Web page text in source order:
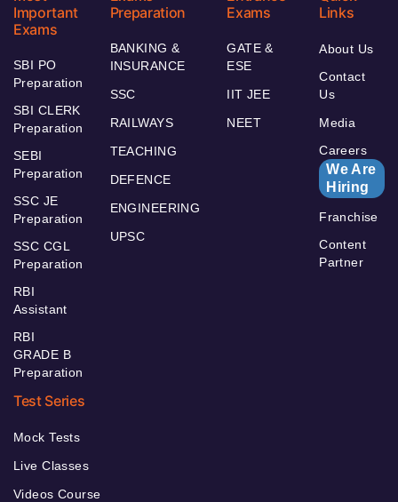
Important
Exams
SBI PO
Preparation
SBI CLERK
Preparation
SEBI
Preparation
SSC JE
Preparation
SSC CGL
Preparation
RBI
Assistant
RBI
GRADE B
Preparation
Preparation
BANKING &
INSURANCE
SSC
RAILWAYS
TEACHING
DEFENCE
ENGINEERING
UPSC
Exams
GATE &
ESE
IIT JEE
NEET
Links
About Us
Contact
Us
Media
Careers
We Are
Hiring
Franchise
Content
Partner
Test Series
Mock Tests
Live Classes
Videos Course